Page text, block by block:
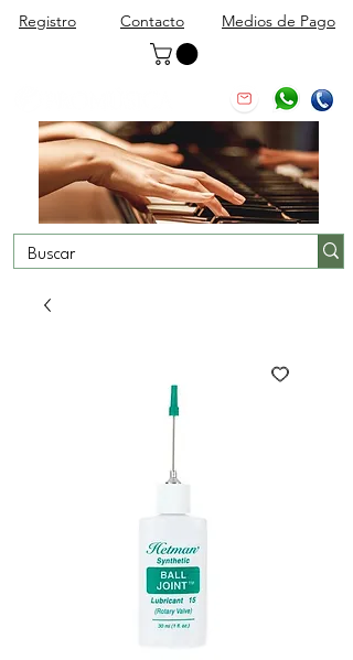
Registro Contacto Medios de Pago